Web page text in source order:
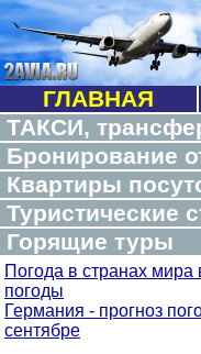
ГЛАВНАЯ
ТАКСИ,
Бронирование
Квартиры
Туристические
Горящие туры
Погода в странах мира
погоды
Германия - прогноз
сентябре